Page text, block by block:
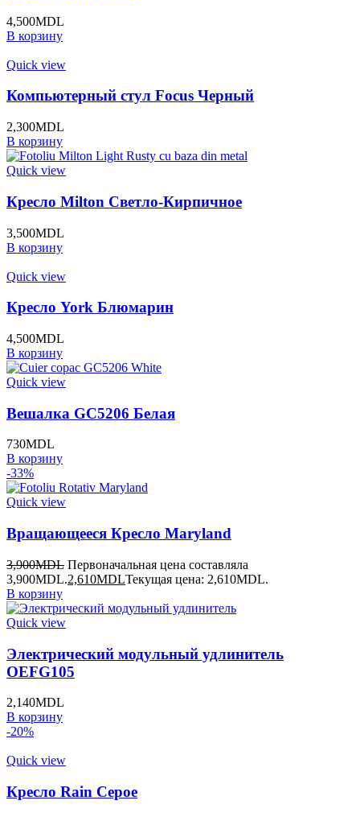
4,500MDL
В корзину
Quick view
Компьютерный стул Focus Черный
2,300MDL
В корзину
Quick view
Кресло Milton Светло-Кирпичное
3,500MDL
В корзину
Quick view
Кресло York Блюмарин
4,500MDL
В корзину
Quick view
Вешалка GC5206 Белая
730MDL
В корзину
-33%
Quick view
Вращающееся Кресло Maryland
3,900MDL Первоначальная цена составляла
3,900MDL.2,610MDLТекущая цена: 2,610MDL.
В корзину
Quick view
Электрический модульный удлинитель
OEFG105
2,140MDL
В корзину
-20%
Quick view
Кресло Rain Серое